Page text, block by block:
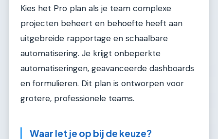
Kies het Pro plan als je team complexe
projecten beheert en behoefte heeft aan
uitgebreide rapportage en schaalbare
automatisering. Je krijgt onbeperkte
automatiseringen, geavanceerde dashboards
en formulieren. Dit plan is ontworpen voor
grotere, professionele teams.
Waar let je op bij de keuze?